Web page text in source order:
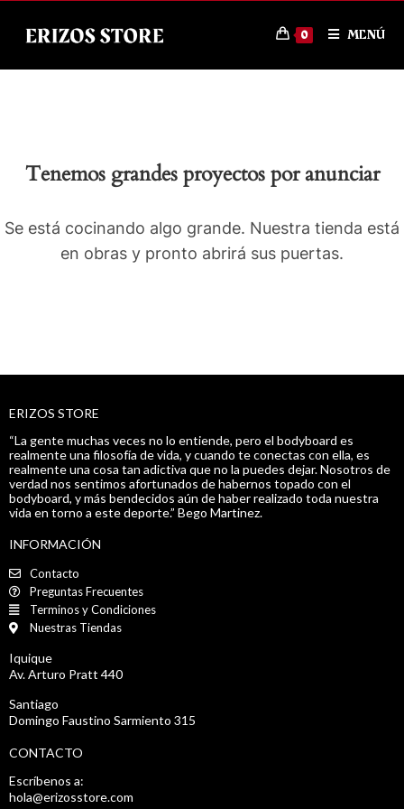
0 MENÚ
Tenemos grandes proyectos por anunciar
Se está cocinando algo grande. Nuestra tienda está
en obras y pronto abrirá sus puertas.
ERIZOS STORE
“La gente muchas veces no lo entiende, pero el bodyboard es
realmente una filosofía de vida, y cuando te conectas con ella, es
realmente una cosa tan adictiva que no la puedes dejar. Nosotros de
verdad nos sentimos afortunados de habernos topado con el
bodyboard, y más bendecidos aún de haber realizado toda nuestra
vida en torno a este deporte.” Bego Martinez.
INFORMACIÓN
Contacto
Preguntas Frecuentes
Terminos y Condiciones
Nuestras Tiendas
Iquique
Av. Arturo Pratt 440
Santiago
Domingo Faustino Sarmiento 315
CONTACTO
Escríbenos a:
hola@erizosstore.com